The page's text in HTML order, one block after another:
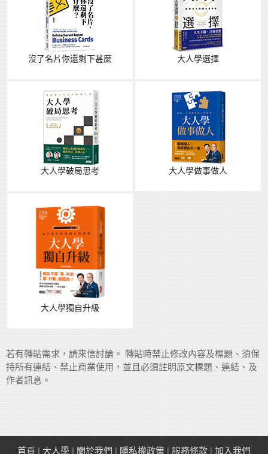
沒了名片你還剩下甚麼 大人學選擇
大人學破局思考 大人學做事做人
大人學獨自升級
若有轉貼需求，請來信討論。 轉貼時禁止修改內容及標題、須保
持所有連結、禁止商業使用，並且必須註明原文標題、連結、及
作者訊息。
首頁 | 大人學 | 關於我們 | 隱私權政策 | 服務條款 | 加入我們